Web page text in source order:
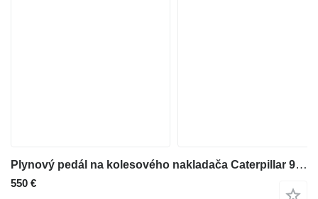
Plynový pedál na kolesového nakladača Caterpillar 966 KXE
550 €